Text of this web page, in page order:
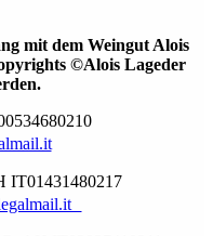
mit dem Weingut Alois
©Alois Lageder
IT01431480217